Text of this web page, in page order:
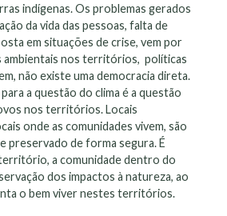
indígenas. Os problemas gerados
da vida das pessoas, falta de
em situações de crise, vem por
ambientais nos territórios, políticas
não existe uma democracia direta.
a questão do clima é a questão
nos territórios. Locais
onde as comunidades vivem, são
preservado de forma segura. É
a comunidade dentro do
dos impactos à natureza, ao
o bem viver nestes territórios.